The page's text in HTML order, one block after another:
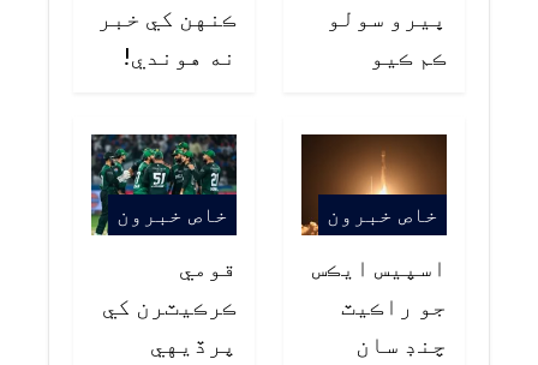
ڀيرو سولو
ڪم ڪيو
ڪنهن کي خبر
نه هوندي!
خاص خبرون
اسپيس ايڪس
جو راڪيٽ
چنڊ سان
خاص خبرون
قومي
ڪرڪيٽرن کي
پرڏيهي